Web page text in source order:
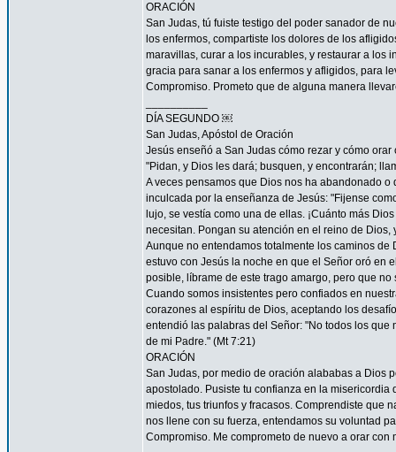
ORACIÓN
San Judas, tú fuiste testigo del poder sanador de
los enfermos, compartiste los dolores de los
maravillas, curar a los incurables, y restaurar a los
gracia para sanar a los enfermos y afligidos, para
Compromiso. Prometo que de alguna manera
DÍA SEGUNDO ￼
San Judas, Apóstol de Oración
Jesús enseñó a San Judas cómo rezar y cómo
"Pidan, y Dios les dará; busquen, y encontrarán;
A veces pensamos que Dios nos ha abandonado
inculcada por la enseñanza de Jesús: "Fijense
lujo, se vestía como una de ellas. ¡Cuánto más
necesitan. Pongan su atención en el reino de
Aunque no entendamos totalmente los caminos
estuvo con Jesús la noche en que el Señor oró en
posible, líbrame de este trago amargo, pero que
Cuando somos insistentes pero confiados en
corazones al espíritu de Dios, aceptando los
entendió las palabras del Señor: "No todos los
de mi Padre." (Mt 7:21)
ORACIÓN
San Judas, por medio de oración alababas a Dios
apostolado. Pusiste tu confianza en la
miedos, tus triunfos y fracasos. Comprendiste que
nos llene con su fuerza, entendamos su voluntad
Compromiso. Me comprometo de nuevo a orar